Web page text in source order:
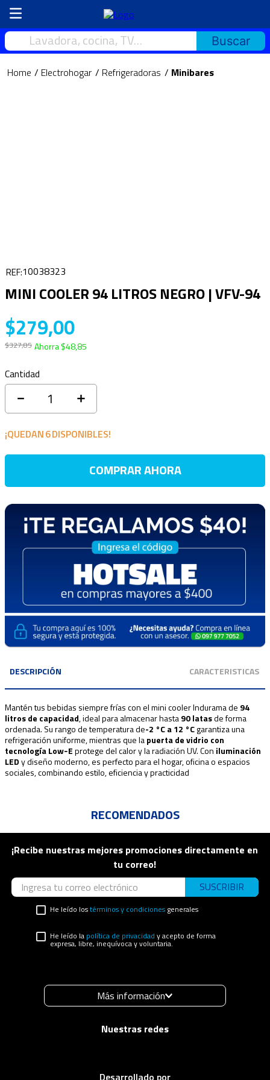
Electrohogar Refrigeradoras Minibares
10038323
MINI COOLER 94 LITROS NEGRO | VFV-94
$279,00
$327,85 Ahorra$48,85
Cantidad
＋
－
¡QUEDAN6DISPONIBLES!
COMPRAR AHORA
DESCRIPCIÓN CARACTERISTICAS
Mantén tus bebidas siempre frías con el mini cooler Indurama de 94
litros de capacidad, ideal para almacenar hasta90 latasde forma
ordenada. Su rango de temperatura de-2 °C a 12 °Cgarantiza una
refrigeración uniforme, mientras que lapuerta de vidrio con
tecnología Low‑Eprotege del calor y la radiación UV. Con iluminación
LEDy diseño moderno, es perfecto para el hogar, oficina o espacios
sociales, combinando estilo, eficiencia y practicidad
RECOMENDADOS
¡Recibe nuestras mejores promociones directamente en
tu correo!
SUSCRIBIR
He leído lostérminos y condicionesgenerales
He leído la política de privacidad y acepto de forma
expresa, libre, inequívoca y voluntaria.
Más información
Desarrollado por